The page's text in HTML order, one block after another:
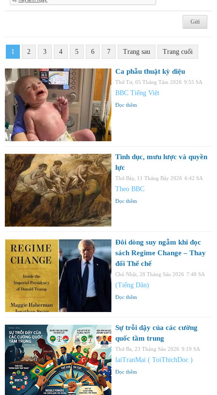
1 2 3 4 5 6 7 Trang sau Trang cuối
Ca phẫu thuật kỳ diệu
Thứ Tư, 05 Tháng Tám 2026 9:55 SA
BBC Tiếng Việt
Đọc thêm
Tình dục, mưu lược và quyền
lực
Thứ Bảy, 11 Tháng Bảy 2026 6:42 SA
Theo BBC
Đọc thêm
Đôi dòng suy ngẫm khi đọc
sách Regime Change – Thay
đổi Thể chế
Chủ Nhật, 28 Tháng Sáu 2026 7:48 SA
(Tiếng Dân)
Đọc thêm
Sự trỗi dậy của các cường
quốc tầm trung
Thứ Ba, 23 Tháng Sáu 2026 9:19 SA
laiTranMai ( ToiThichDoc )
Đọc thêm